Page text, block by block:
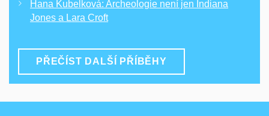
Hana Kubelková: Archeologie není jen Indiana
Jones a Lara Croft
PŘEČÍST DALŠÍ PŘÍBĚHY